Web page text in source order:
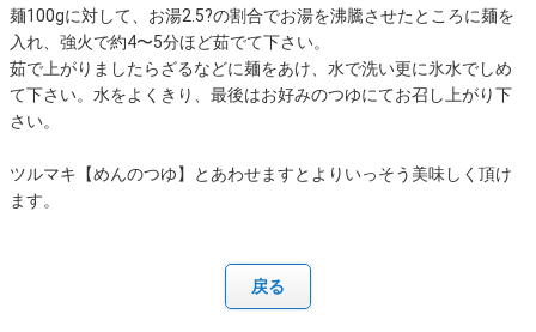
麺100gに対して、お湯2.5?の割合でお湯を沸騰させたところに麺を
入れ、強火で約4〜5分ほど茹でて下さい。
茹で上がりましたらざるなどに麺をあけ、水で洗い更に氷水でしめ
て下さい。水をよくきり、最後はお好みのつゆにてお召し上がり下
さい。
ツルマキ【めんのつゆ】とあわせますとよりいっそう美味しく頂け
ます。
戻る